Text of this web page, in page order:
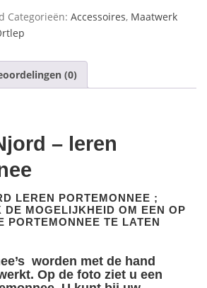
Categorieën: Accessoires, Maatwerk
(0)
– leren
LEREN PORTEMONNEE ;
DE MOGELIJKHEID OM EEN OP
PORTEMONNEE TE LATEN
worden met de hand
Op de foto ziet u een